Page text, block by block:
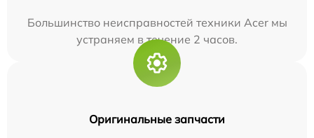
Большинство неисправностей техники Acer мы
устраняем в течение 2 часов.
Оригинальные запчасти